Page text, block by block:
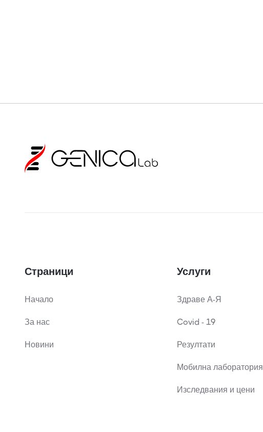
Страници
Начало
За нас
Новини
Услуги
Здраве А-Я
Covid - 19
Резултати
Мобилна лаборатория
Изследвания и цени